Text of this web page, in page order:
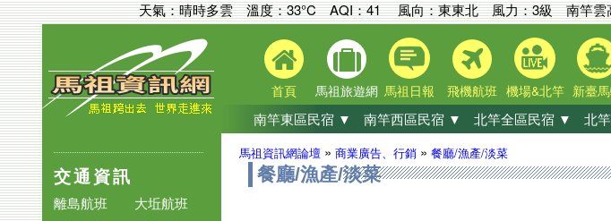
天氣：晴時多雲 溫度：33°CAQI：41 風向：東東北 風力：3級南竿雲
首頁 馬祖旅遊網 馬祖日報 飛機航班 機場&北竿 新臺
南竿東區民宿 ▼ 南竿西區民宿 ▼ 北竿全區民宿 ▼ 北
交通資訊
離島航班
大坵航班
馬祖資訊網論壇 » 商業廣告、行銷 » 餐廳/漁產/淡菜
餐廳/漁產/淡菜